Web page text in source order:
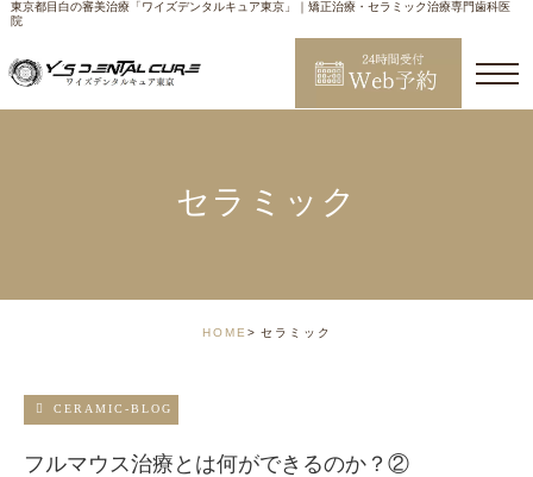
東京都目白の審美治療「ワイズデンタルキュア東京」｜矯正治療・セラミック治療専門歯科医
院
セラミック
HOME セラミック
CERAMIC-BLOG
フルマウス治療とは何ができるのか？②